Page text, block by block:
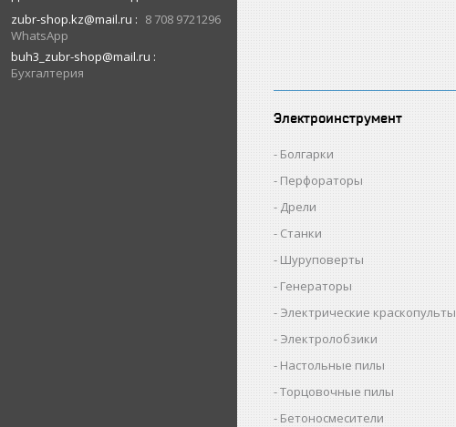
zubr-shop.kz@mail.ru
8 708 9721296
WhatsApp
buh3_zubr-shop@mail.ru
Бухгалтерия
Электроинструмент
Болгарки
Перфораторы
Дрели
Станки
Шуруповерты
Генераторы
Электрические краскопульты
Электролобзики
Настольные пилы
Торцовочные пилы
Бетоносмесители